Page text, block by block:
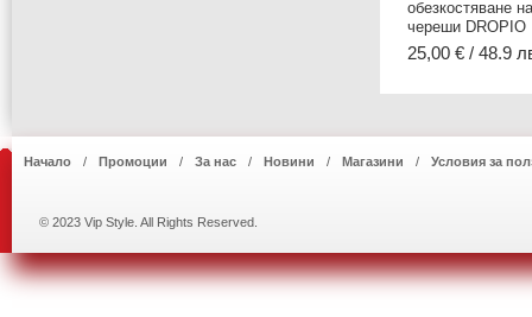
обезкостяване на
череши DROPIO
25,00 € / 48.9
Начало Промоции За нас Новини Магазини Условия за
© 2023 Vip Style. All Rights Reserved.